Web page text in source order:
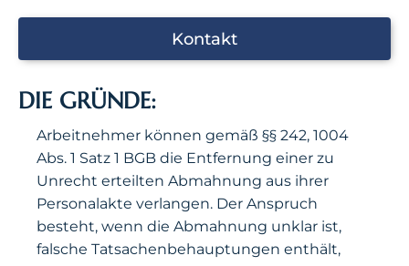
Kontakt
DIE GRÜNDE:
Arbeitnehmer können gemäß §§ 242, 1004
Abs. 1 Satz 1 BGB die Entfernung einer zu
Unrecht erteilten Abmahnung aus ihrer
Personalakte verlangen. Der Anspruch
besteht, wenn die Abmahnung unklar ist,
falsche Tatsachenbehauptungen enthält,